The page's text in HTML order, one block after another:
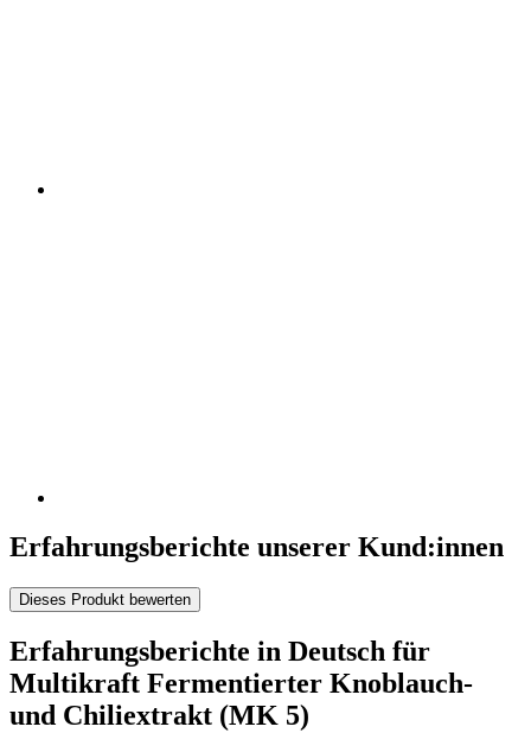
Erfahrungsberichte unserer Kund:innen
Dieses Produkt bewerten
Erfahrungsberichte in Deutsch für
Multikraft Fermentierter Knoblauch-
und Chiliextrakt (MK 5)